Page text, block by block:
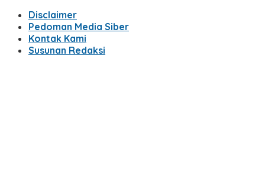
Disclaimer
Pedoman Media Siber
Kontak Kami
Susunan Redaksi